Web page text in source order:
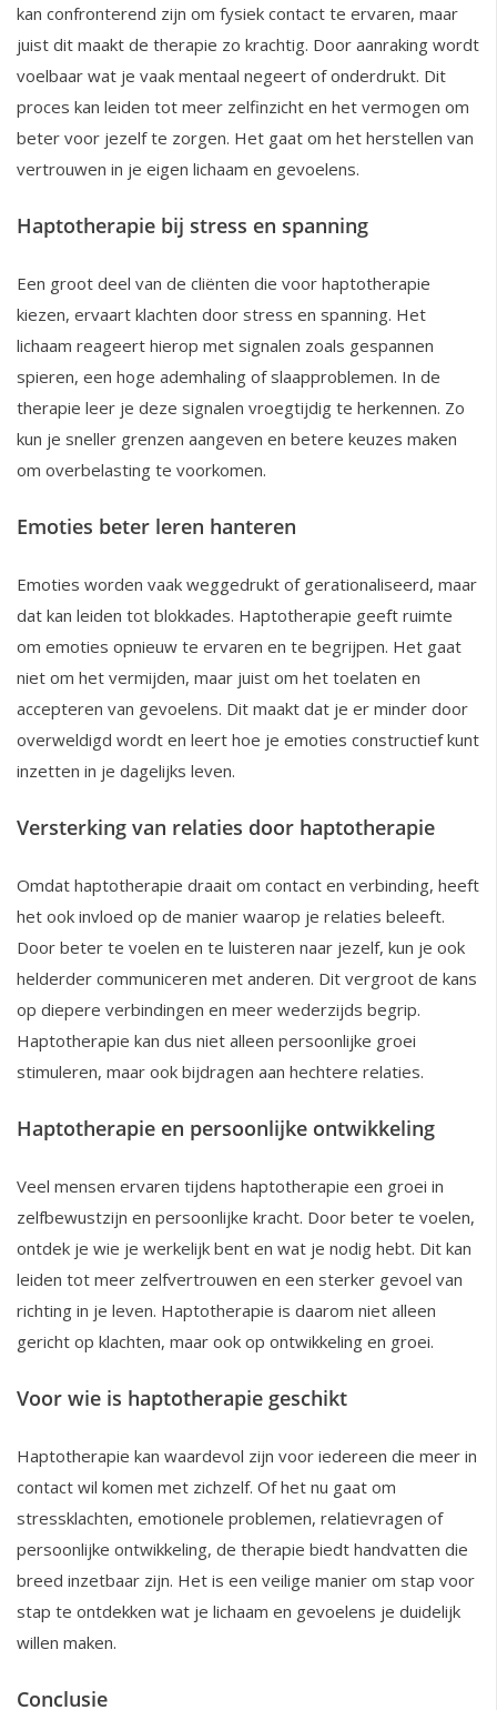
kan confronterend zijn om fysiek contact te ervaren, maar
juist dit maakt de therapie zo krachtig. Door aanraking wordt
voelbaar wat je vaak mentaal negeert of onderdrukt. Dit
proces kan leiden tot meer zelfinzicht en het vermogen om
beter voor jezelf te zorgen. Het gaat om het herstellen van
vertrouwen in je eigen lichaam en gevoelens.
Haptotherapie bij stress en spanning
Een groot deel van de cliënten die voor haptotherapie
kiezen, ervaart klachten door stress en spanning. Het
lichaam reageert hierop met signalen zoals gespannen
spieren, een hoge ademhaling of slaapproblemen. In de
therapie leer je deze signalen vroegtijdig te herkennen. Zo
kun je sneller grenzen aangeven en betere keuzes maken
om overbelasting te voorkomen.
Emoties beter leren hanteren
Emoties worden vaak weggedrukt of gerationaliseerd, maar
dat kan leiden tot blokkades. Haptotherapie geeft ruimte
om emoties opnieuw te ervaren en te begrijpen. Het gaat
niet om het vermijden, maar juist om het toelaten en
accepteren van gevoelens. Dit maakt dat je er minder door
overweldigd wordt en leert hoe je emoties constructief kunt
inzetten in je dagelijks leven.
Versterking van relaties door haptotherapie
Omdat haptotherapie draait om contact en verbinding, heeft
het ook invloed op de manier waarop je relaties beleeft.
Door beter te voelen en te luisteren naar jezelf, kun je ook
helderder communiceren met anderen. Dit vergroot de kans
op diepere verbindingen en meer wederzijds begrip.
Haptotherapie kan dus niet alleen persoonlijke groei
stimuleren, maar ook bijdragen aan hechtere relaties.
Haptotherapie en persoonlijke ontwikkeling
Veel mensen ervaren tijdens haptotherapie een groei in
zelfbewustzijn en persoonlijke kracht. Door beter te voelen,
ontdek je wie je werkelijk bent en wat je nodig hebt. Dit kan
leiden tot meer zelfvertrouwen en een sterker gevoel van
richting in je leven. Haptotherapie is daarom niet alleen
gericht op klachten, maar ook op ontwikkeling en groei.
Voor wie is haptotherapie geschikt
Haptotherapie kan waardevol zijn voor iedereen die meer in
contact wil komen met zichzelf. Of het nu gaat om
stressklachten, emotionele problemen, relatievragen of
persoonlijke ontwikkeling, de therapie biedt handvatten die
breed inzetbaar zijn. Het is een veilige manier om stap voor
stap te ontdekken wat je lichaam en gevoelens je duidelijk
willen maken.
Conclusie